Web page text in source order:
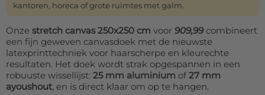
kantoren, horeca of grote ruimtes met galm.
Onze stretch canvas 250x250 cm voor 909,99combineert
een fijn geweven canvasdoek met de nieuwste
latexprinttechniek voor haarscherpe en kleurechte
resultaten. Het doek wordt strak opgespannen in een
robuuste wissellijst: 25 mm aluminium of27 mm
ayoushout, en is direct klaar om op te hangen.